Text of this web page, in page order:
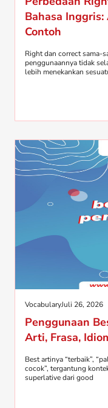
Bahasa
Contoh
Right dan correct sama-
penggunaannya tidak
lebih menekankan
VocabularyJuli 26, 2026
Penggunaan
Arti, Frasa,
Best artinya “terbaik”,
cocok”, tergantung
superlative dari good